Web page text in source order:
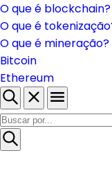
O que é blockchain?
O que é
O que é mineração?
Bitcoin
Ethereum